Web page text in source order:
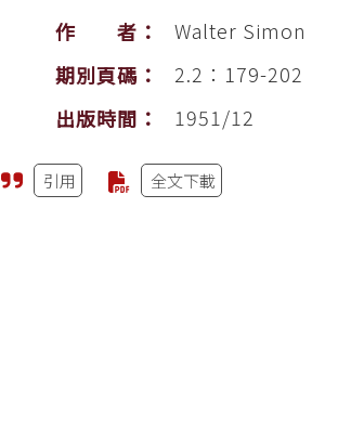
作 者：
Walter Simon
期別頁碼：
2.2：179-202
出版時間：
1951/12
引用 全文下載